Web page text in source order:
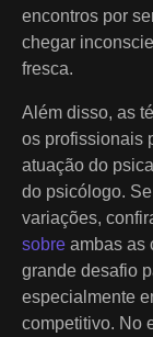
encontros por
chegar
fresca.
Além disso, as
os profissionais
atuação do
do psicólogo.
variações,
sobre ambas as
grande desafio
especialmente
competitivo. No